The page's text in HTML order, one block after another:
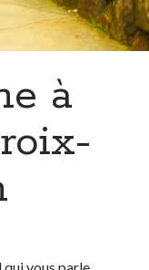
à
vous parle